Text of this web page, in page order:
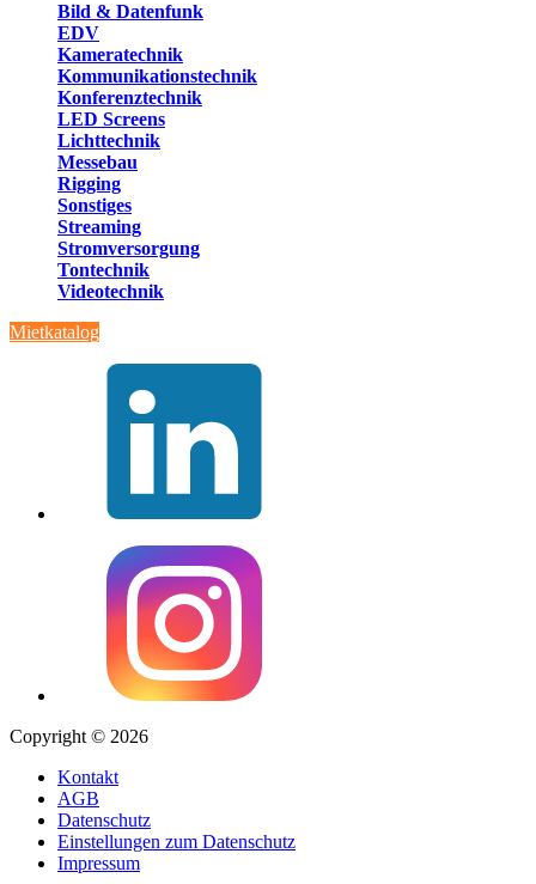
Bild & Datenfunk
EDV
Kameratechnik
Kommunikationstechnik
Konferenztechnik
LED Screens
Lichttechnik
Messebau
Rigging
Sonstiges
Streaming
Stromversorgung
Tontechnik
Videotechnik
Mietkatalog
Copyright © 2026
Kontakt
AGB
Datenschutz
Einstellungen zum Datenschutz
Impressum